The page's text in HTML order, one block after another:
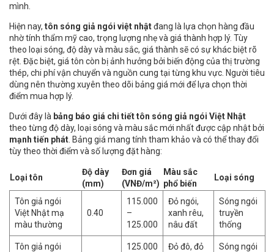
mình.
Hiện nay, tôn sóng giả ngói việt nhậtđang là lựa chọn hàng đầu
nhờ tính thẩm mỹ cao, trọng lượng nhẹ và giá thành hợp lý. Tùy
theo loại sóng, độ dày và màu sắc, giá thành sẽ có sự khác biệt rõ
rệt. Đặc biệt, giá tôn còn bị ảnh hưởng bởi biến động của thị trường
thép, chi phí vận chuyển và nguồn cung tại từng khu vực. Người tiêu
dùng nên thường xuyên theo dõi bảng giá mới để lựa chọn thời
điểm mua hợp lý.
Dưới đây là bảng báo giá chi tiết tôn sóng giả ngói Việt Nhật
theo từng độ dày, loại sóng và màu sắc mới nhất được cập nhật bởi
mạnh tiến phát . Bảng giá mang tính tham khảo và có thể thay đổi
tùy theo thời điểm và số lượng đặt hàng:
Loại tôn
Độ dày
(mm)
Đơn giá
(VNĐ/m²)
Màu sắc
phổ biến
Loại sóng
Tôn giả ngói
Việt Nhật mạ
màu thường
0.40
115.000
–
125.000
Đỏ ngói,
xanh rêu,
nâu đất
Sóng ngói
truyền
thống
Tôn giả ngói
125.000
Đỏ đô, đỏ
Sóng ngói